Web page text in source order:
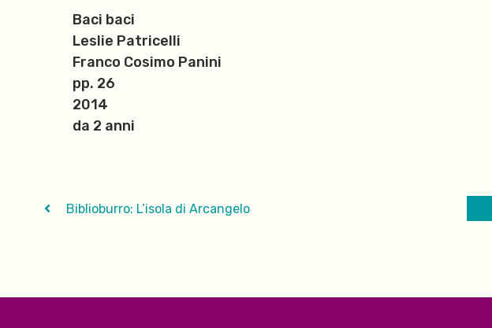
Baci baci
Leslie Patricelli
Franco Cosimo Panini
pp. 26
2014
da 2 anni
Biblioburro: L’isola di Arcangelo